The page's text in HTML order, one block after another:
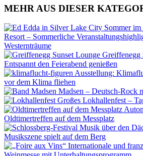
MEHR AUS DIESER
Sommer
Resort – Sommerliche
Westernträume
Greiffenegg
Entspannt den Feierabend genießen
Ausstellung:
vor dem Klima fliehen
Madsen – Deutsch-Rock
Großes Lokhallenfest –
Oldtimertreffen auf dem Messplatz
Musik über den
Musikszene spielt auf dem Berg
Internationale und